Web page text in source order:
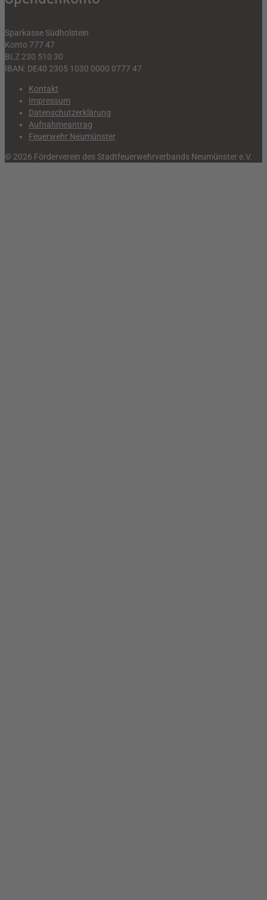
Sparkasse Südholstein
Konto 777 47
BLZ 230 510 30
IBAN: DE40 2305 1030 0000 0777 47
Kontakt
Impressum
Datenschutzerklärung
Aufnahmeantrag
Feuerwehr Neumünster
© 2026 Förderverein des Stadtfeuerwehrverbands Neumünster e.V.